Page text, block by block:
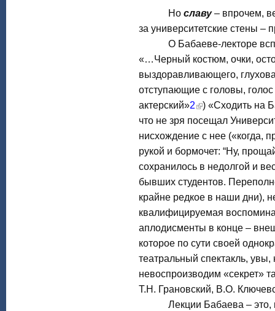
Но славу– впрочем,
за университетские стены –
О Бабаеве-лекторе
«…Черный костюм, очки,
выздоравливающего,
отступающие с головы,
актерский»2
) «Сходить на
что не зря посещал
нисхождение с нее («когда,
рукой и бормочет: “Ну,
сохранилось в недолгой и
бывших студентов.
крайне редкое в наши дни),
квалифицируемая
аплодисменты в конце –
которое по сути своей
театральный спектакль,
невоспроизводим «секрет»
Т.Н. Грановский, В.О.
Лекции Бабаева – это,